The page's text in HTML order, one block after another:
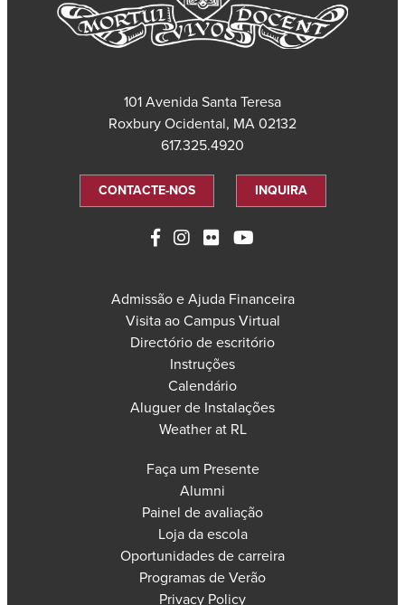
101 Avenida Santa Teresa
Roxbury Ocidental, MA 02132
617.325.4920
CONTACTE-NOS INQUIRA
Admissão e Ajuda Financeira
Visita ao Campus Virtual
Directório de escritório
Instruções
Calendário
Aluguer de Instalações
Weather at RL
Faça um Presente
Alumni
Painel de avaliação
Loja da escola
Oportunidades de carreira
Programas de Verão
Privacy Policy